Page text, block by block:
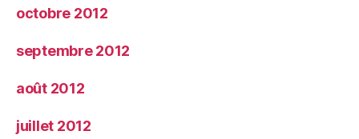
octobre 2012
septembre 2012
août 2012
juillet 2012